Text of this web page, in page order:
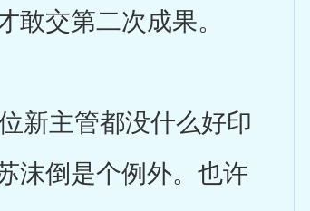
交第二次成果。
新主管都没什么好印
沫倒是个例外。也许